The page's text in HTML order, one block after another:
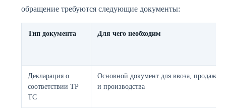
обращение требуются следующие документы:
Тип документа Для чего необходим
Декларация о
соответствии ТР
ТС
Основной документ для ввоза, продажи
и производства